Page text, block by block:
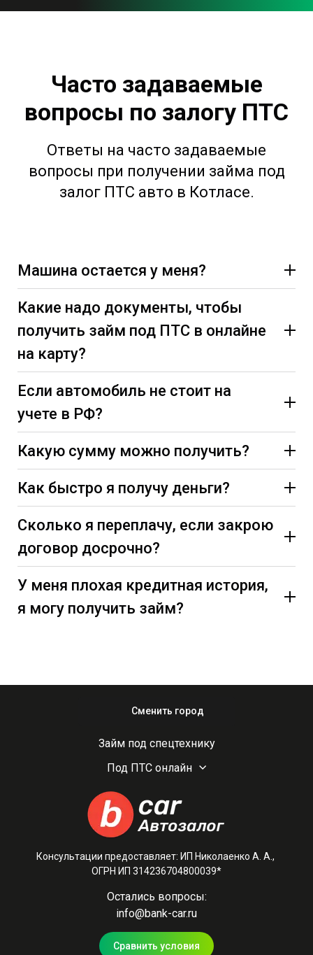
Часто задаваемые
вопросы по залогу ПТС
Ответы на часто задаваемые
вопросы при получении займа под
залог ПТС авто в Котласе.
Машина остается у меня?
Какие надо документы, чтобы
получить займ под ПТС в онлайне
на карту?
Если автомобиль не стоит на
учете в РФ?
Какую сумму можно получить?
Как быстро я получу деньги?
Сколько я переплачу, если закрою
договор досрочно?
У меня плохая кредитная история,
я могу получить займ?
Сменить город
Займ под спецтехнику
Под ПТС онлайн
Консультации предоставляет: ИП Николаенко А. А.,
ОГРН ИП 314236704800039*
Остались вопросы:
info@bank-car.ru
Сравнить условия